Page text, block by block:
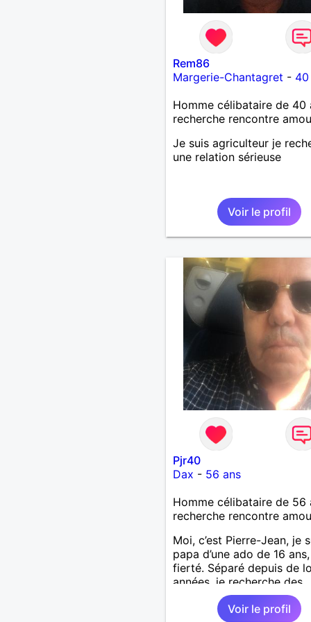
Rem86
Margerie-Chantagret - 40
Homme célibataire de 40
recherche rencontre
Je suis agriculteur je
une relation sérieuse
Voir le profil
Pjr40
Dax - 56 ans
Homme célibataire de 56
recherche rencontre
Moi, c’est Pierre-Jean, je
papa d’une ado de 16
fierté. Séparé depuis de
années, je recherche des
affinités amicales afin de
rompre une solitude
Voir le profil